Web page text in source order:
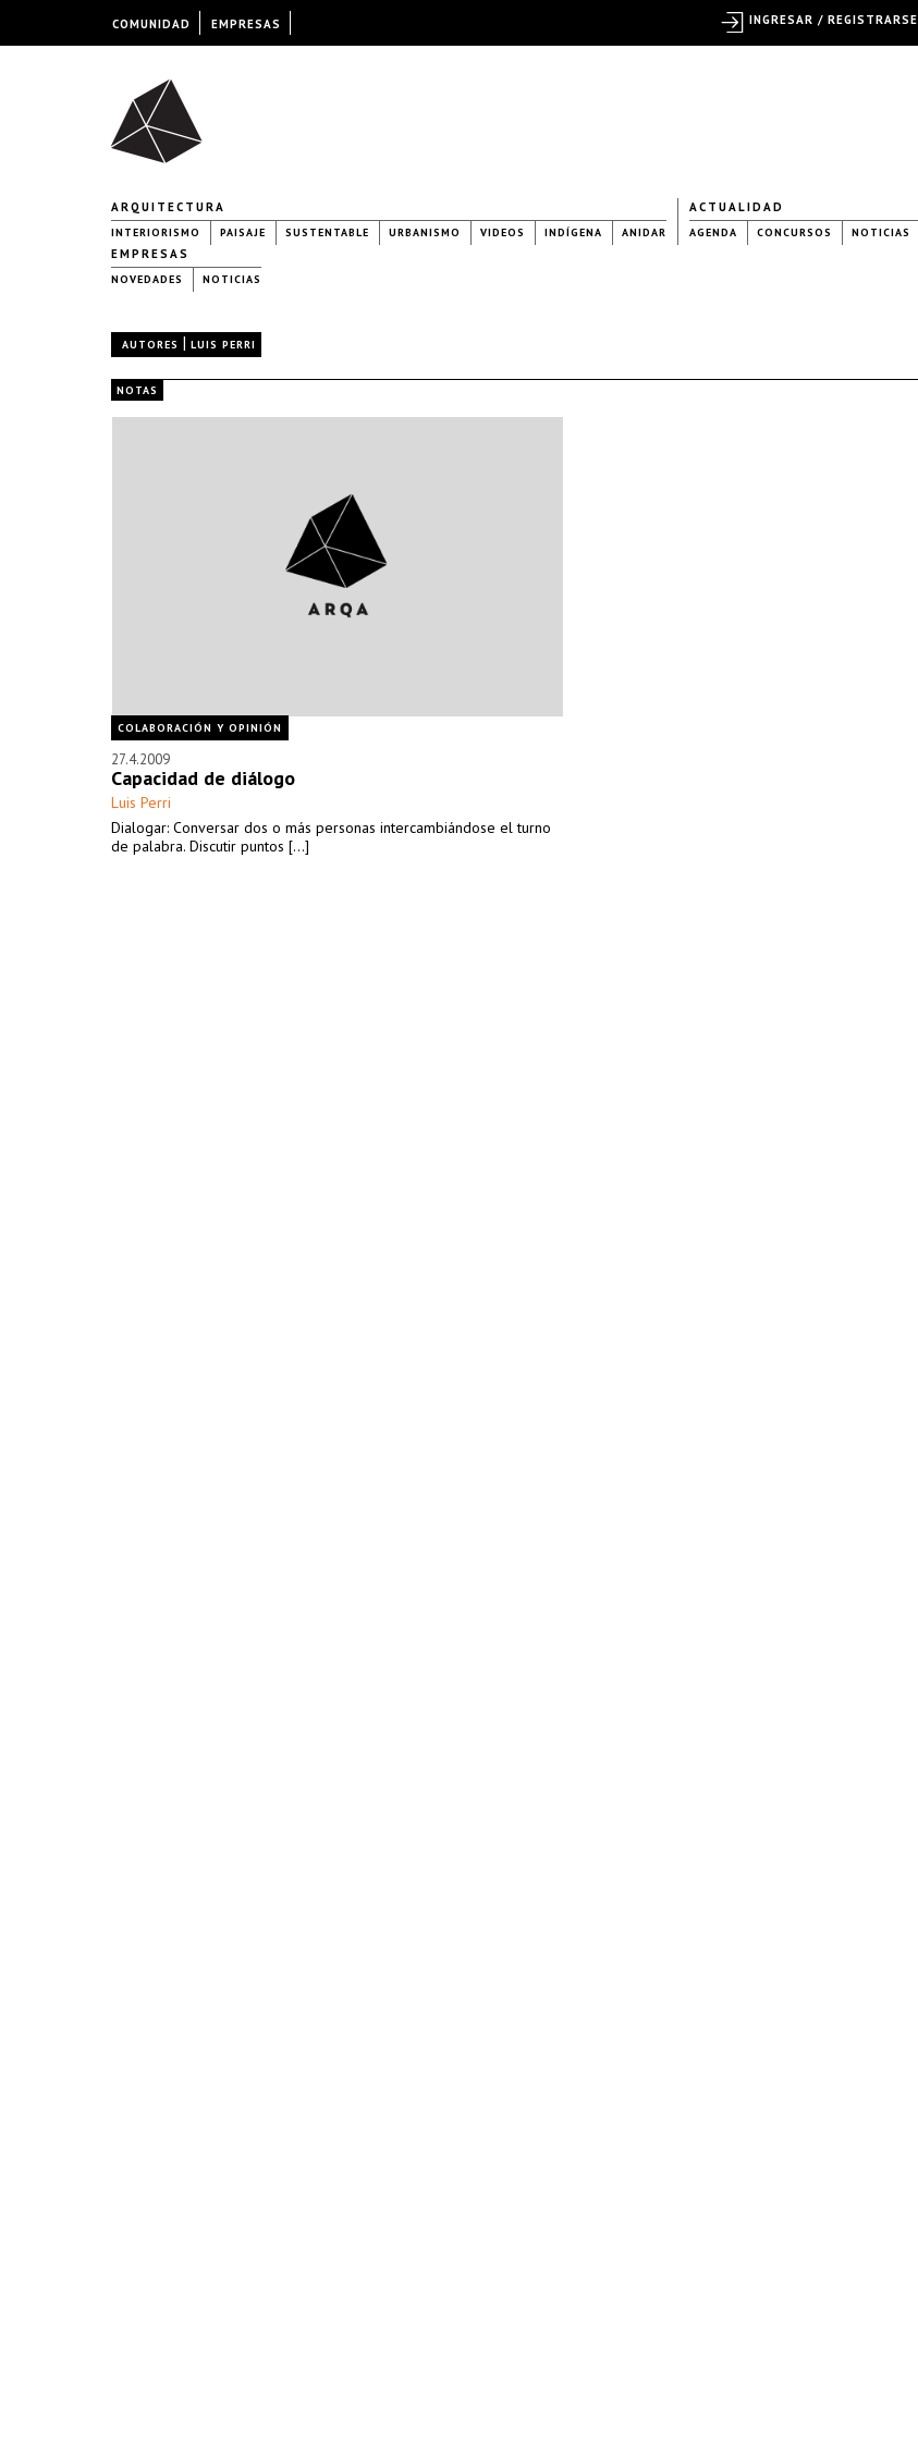
ARQUITECTURA
INTERIORISMO PAISAJE SUSTENTABLE URBANISMO VIDEOS INDÍGENA ANIDAR
ACTUALIDAD
AGENDA CONCURSOS NOTICIAS
EMPRESAS
NOVEDADES NOTICIAS
AUTORES | LUIS PERRI
NOTAS
COLABORACIÓN Y OPINIÓN
27.4.2009
Capacidad de diálogo
Luis Perri
Dialogar: Conversar dos o más personas intercambiándose el turno
de palabra. Discutir puntos [...]
COMUNIDAD EMPRESAS INGRESAR / REGISTRARSE